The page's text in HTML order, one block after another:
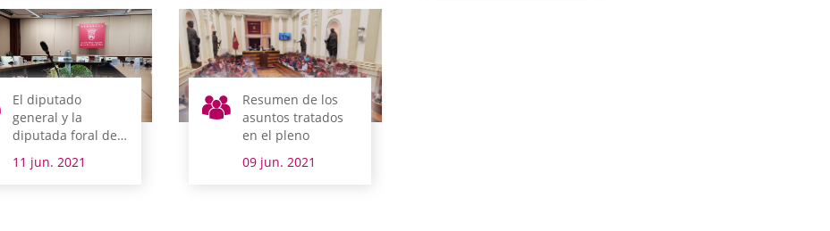
El diputado
general y la
diputada foral de
Hacienda, Finanzas
y Presupuestos
11 jun. 2021
Resumen de los
asuntos tratados
en el pleno
09 jun. 2021